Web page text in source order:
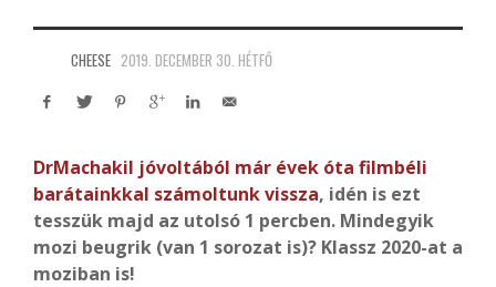
CHEESE 2019. DECEMBER 30. HÉTFŐ
DrMachakil jóvoltából már évek óta filmbéli
barátainkkal számoltunk vissza, idén is ezt
tesszük majd az utolsó 1 percben. Mindegyik
mozi beugrik (van 1 sorozat is)? Klassz 2020-at a
moziban is!